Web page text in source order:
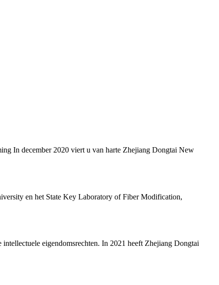
In december 2020 viert u van harte Zhejiang Dongtai New
en het State Key Laboratory of Fiber Modification,
eigendomsrechten. In 2021 heeft Zhejiang Dongtai